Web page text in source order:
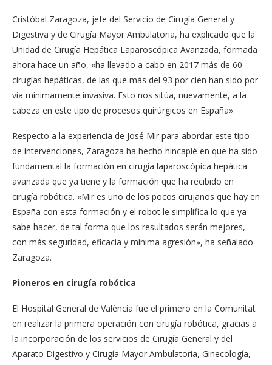
Cristóbal Zaragoza, jefe del Servicio de Cirugía General y
Digestiva y de Cirugía Mayor Ambulatoria, ha explicado que la
Unidad de Cirugía Hepática Laparoscópica Avanzada, formada
ahora hace un año, «ha llevado a cabo en 2017 más de 60
cirugías hepáticas, de las que más del 93 por cien han sido por
vía mínimamente invasiva. Esto nos sitúa, nuevamente, a la
cabeza en este tipo de procesos quirúrgicos en España».
Respecto a la experiencia de José Mir para abordar este tipo
de intervenciones, Zaragoza ha hecho hincapié en que ha sido
fundamental la formación en cirugía laparoscópica hepática
avanzada que ya tiene y la formación que ha recibido en
cirugía robótica. «Mir es uno de los pocos cirujanos que hay en
España con esta formación y el robot le simplifica lo que ya
sabe hacer, de tal forma que los resultados serán mejores,
con más seguridad, eficacia y mínima agresión», ha señalado
Zaragoza.
Pioneros en cirugía robótica
El Hospital General de València fue el primero en la Comunitat
en realizar la primera operación con cirugía robótica, gracias a
la incorporación de los servicios de Cirugía General y del
Aparato Digestivo y Cirugía Mayor Ambulatoria, Ginecología,